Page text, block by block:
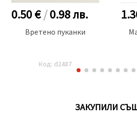
0.50 €/0.98лв.
Вретено пуканки
Код: d2487
ЗАКУПИЛИ